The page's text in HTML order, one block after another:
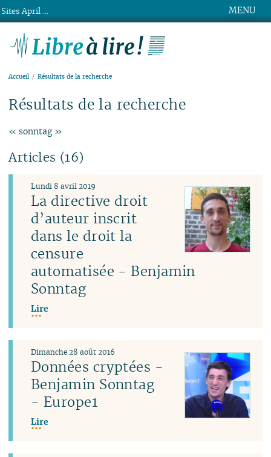
MENU
Accueil Résultats de la recherche
Résultats de la recherche
« sonntag »
Articles (16)
La directive droit
d’auteur inscrit
dans le droit la
censure
automatisée - Benjamin
Sonntag
Lundi 8 avril 2019
Lire
Données cryptées -
Benjamin Sonntag
- Europe1
Dimanche 28 août 2016
Lire
Sites April ...